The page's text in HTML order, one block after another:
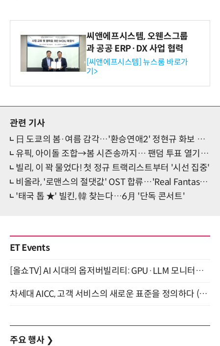
씨앤에프시스템, 오웬스그룹
과 공공 ERP·DX 사업 협력
[씨앤에프시스템] 뉴스룸 바로가
기>
관련 기사
日 도쿄의 봄·여름 감각…'환승연애2' 정현규 화보 공개
유픽, 아이돌 조합→봄 시즌송까지… 팬덤 투표 열기 확산
빌리, 이 꽉 물었다! 첫 정규 트랙리스트부터 '시선 집중'
비올라, '로맨스의 절댓값' OST 합류…'Real Fantasy' 예고
'태국 톱 ★' 빌킨, 韓 찾는다…6月 '단독 콘서트'
ET Events
[올쇼TV] AI 시대의 옵저버빌리티: GPU·LLM 모니터링부터 AI 기반 장애 대응까지 (8/11 생방송)
차세대 AICC, 고객 서비스의 새로운 표준을 정의하다 (9/9)
주요 행사 ❯